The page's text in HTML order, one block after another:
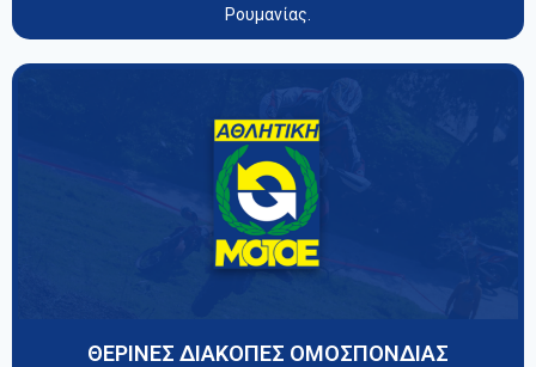
Ρουμανίας.
ΘΕΡΙΝΕΣ ΔΙΑΚΟΠΕΣ ΟΜΟΣΠΟΝΔΙΑΣ